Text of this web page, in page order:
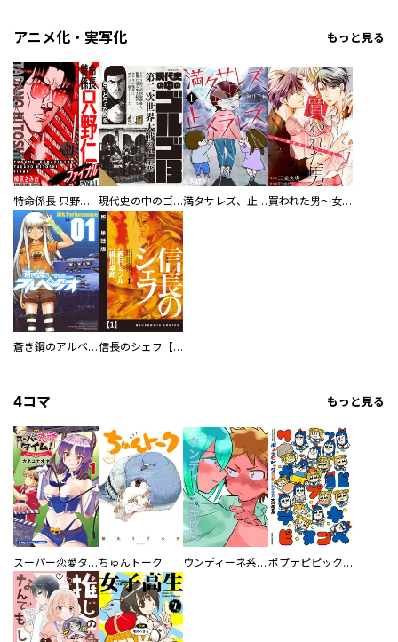
アニメ化・実写化 もっと見る
特命係長 只野仁ファイナル 愛蔵版 現代史の中のゴルゴ13 満タサレズ、止メラレズ 買われた男～女性限定快感セラピスト～【描き下ろしおまけ付き特装版】
蒼き鋼のアルペジオ 信長のシェフ【単話版】
4コマ もっと見る
スーパー恋愛タイム！～現場でドＳな彼女は自宅でデレる～ ちゅんトーク ウンディーネ系彼氏 ポプテピピック SEASON EIGHT